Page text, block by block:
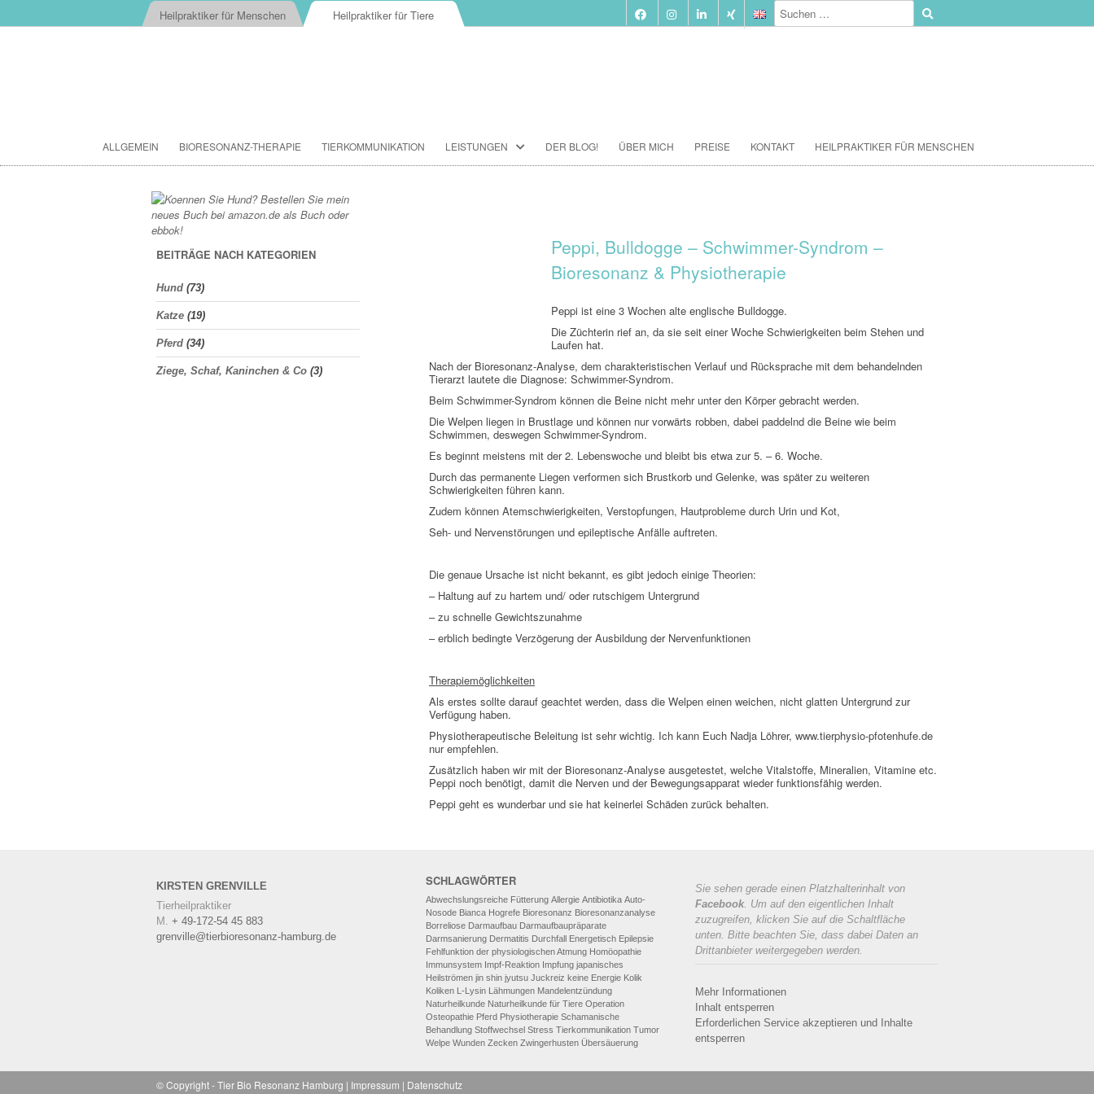
Heilpraktiker für Menschen Heilpraktiker für Tiere
Inhalt
springen
ALLGEMEIN BIORESONANZ-THERAPIE TIERKOMMUNIKATION LEISTUNGEN
FUTTERBERATUNG
HOMÖOPATHIE
AUTO-NOSODEN
GEOPATHISCHE
BELASTUNGEN/ELEKTROSMOG
ENERGETISCHES HEILEN – AUCH
FÜR MENSCHEN
DER BLOG! ÜBER MICH PREISE KONTAKT HEILPRAKTIKER FÜR MENSCHEN
Peppi, Bulldogge – Schwimmer-Syndrom –
Bioresonanz & Physiotherapie
Peppi ist eine 3 Wochen alte englische Bulldogge.
Die Züchterin rief an, da sie seit einer Woche Schwierigkeiten beim Stehen und
Laufen hat.
Nach der Bioresonanz-Analyse, dem charakteristischen Verlauf und Rücksprache mit dem behandelnden
Tierarzt lautete die Diagnose: Schwimmer-Syndrom.
Beim Schwimmer-Syndrom können die Beine nicht mehr unter den Körper gebracht werden.
Die Welpen liegen in Brustlage und können nur vorwärts robben, dabei paddelnd die Beine wie beim
Schwimmen, deswegen Schwimmer-Syndrom.
Es beginnt meistens mit der 2. Lebenswoche und bleibt bis etwa zur 5. – 6. Woche.
Durch das permanente Liegen verformen sich Brustkorb und Gelenke, was später zu weiteren
Schwierigkeiten führen kann.
Zudem können Atemschwierigkeiten, Verstopfungen, Hautprobleme durch Urin und Kot,
Seh- und Nervenstörungen und epileptische Anfälle auftreten.
Die genaue Ursache ist nicht bekannt, es gibt jedoch einige Theorien:
– Haltung auf zu hartem und/ oder rutschigem Untergrund
– zu schnelle Gewichtszunahme
– erblich bedingte Verzögerung der Ausbildung der Nervenfunktionen
Therapiemöglichkeiten
Als erstes sollte darauf geachtet werden, dass die Welpen einen weichen, nicht glatten Untergrund zur
Verfügung haben.
Physiotherapeutische Beleitung ist sehr wichtig. Ich kann Euch Nadja Löhrer, www.tierphysio-pfotenhufe.de
nur empfehlen.
Zusätzlich haben wir mit der Bioresonanz-Analyse ausgetestet, welche Vitalstoffe, Mineralien, Vitamine etc.
Peppi noch benötigt, damit die Nerven und der Bewegungsapparat wieder funktionsfähig werden.
Peppi geht es wunderbar und sie hat keinerlei Schäden zurück behalten.
BEITRÄGE NACH KATEGORIEN
Hund (73)
Katze (19)
Pferd (34)
Ziege, Schaf, Kaninchen & Co (3)
KIRSTEN GRENVILLE
Tierheilpraktiker
M. + 49-172-54 45 883
grenville@tierbioresonanz-hamburg.de
SCHLAGWÖRTER
Abwechslungsreiche Fütterung Allergie Antibiotika Auto-
Nosode Bianca Hogrefe Bioresonanz Bioresonanzanalyse
Borreliose Darmaufbau Darmaufbaupräparate
Darmsanierung Dermatitis Durchfall Energetisch Epilepsie
Fehlfunktion der physiologischen Atmung Homöopathie
Immunsystem Impf-Reaktion Impfung japanisches
Heilströmen jin shin jyutsu Juckreiz keine Energie Kolik
Koliken L-Lysin Lähmungen Mandelentzündung
Naturheilkunde Naturheilkunde für Tiere Operation
Osteopathie Pferd Physiotherapie Schamanische
Behandlung Stoffwechsel Stress Tierkommunikation Tumor
Welpe Wunden Zecken Zwingerhusten Übersäuerung
Sie sehen gerade einen Platzhalterinhalt von
Facebook. Um auf den eigentlichen Inhalt
zuzugreifen, klicken Sie auf die Schaltfläche
unten. Bitte beachten Sie, dass dabei Daten an
Drittanbieter weitergegeben werden.
Mehr Informationen
Inhalt entsperren
Erforderlichen Service akzeptieren und Inhalte
entsperren
© Copyright -Tier Bio Resonanz Hamburg | Impressum | Datenschutz